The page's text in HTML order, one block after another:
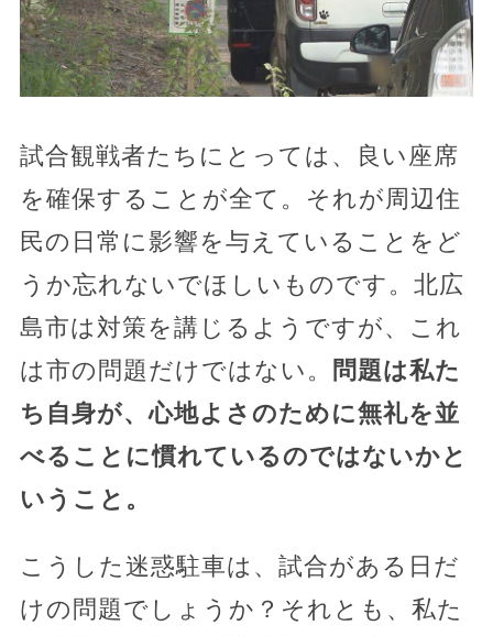
試合観戦者たちにとっては、良い座席
を確保することが全て。それが周辺住
民の日常に影響を与えていることをど
うか忘れないでほしいものです。北広
島市は対策を講じるようですが、これ
は市の問題だけではない。
問題は私た
ち自身が、心地よさのために無礼を並
べることに慣れているのではないかと
いうこと。
こうした迷惑駐車は、試合がある日だ
けの問題でしょうか？それとも、私た